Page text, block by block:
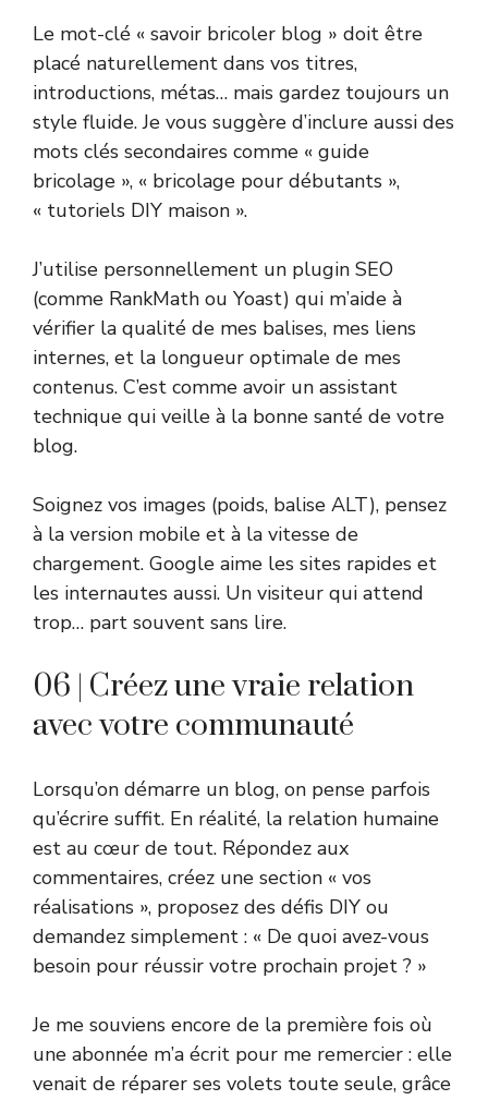
Le mot-clé « savoir bricoler blog » doit être
placé naturellement dans vos titres,
introductions, métas… mais gardez toujours un
style fluide. Je vous suggère d’inclure aussi des
mots clés secondaires comme « guide
bricolage », « bricolage pour débutants »,
« tutoriels DIY maison ».
J’utilise personnellement un plugin SEO
(comme RankMath ou Yoast) qui m’aide à
vérifier la qualité de mes balises, mes liens
internes, et la longueur optimale de mes
contenus. C’est comme avoir un assistant
technique qui veille à la bonne santé de votre
blog.
Soignez vos images (poids, balise ALT), pensez
à la version mobile et à la vitesse de
chargement. Google aime les sites rapides et
les internautes aussi. Un visiteur qui attend
trop… part souvent sans lire.
06 | Créez une vraie relation
avec votre communauté
Lorsqu’on démarre un blog, on pense parfois
qu’écrire suffit. En réalité, la relation humaine
est au cœur de tout. Répondez aux
commentaires, créez une section « vos
réalisations », proposez des défis DIY ou
demandez simplement : « De quoi avez-vous
besoin pour réussir votre prochain projet ? »
Je me souviens encore de la première fois où
une abonnée m’a écrit pour me remercier : elle
venait de réparer ses volets toute seule, grâce